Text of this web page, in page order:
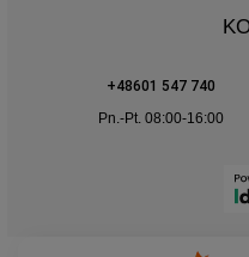
+48601 547 740
Pn.-Pt. 08:00-16:00